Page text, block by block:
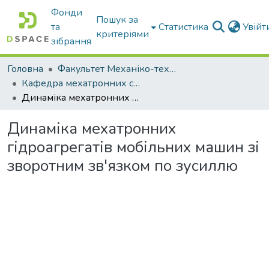
Фонди
та
зібрання
Пошук за
критеріями
Статистика
Головна
Факультет Механіко-технологічний
Кафедра мехатронних систем тракторів та сільскогосподарських машин
Динаміка мехатронних гідроагрегатів мобільних машин зі зворотним зв'язком по зусиллю
Динаміка мехатронних
гідроагрегатів мобільних машин зі
зворотним зв'язком по зусиллю